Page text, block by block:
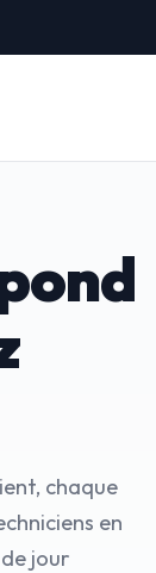
chaque
en
jour